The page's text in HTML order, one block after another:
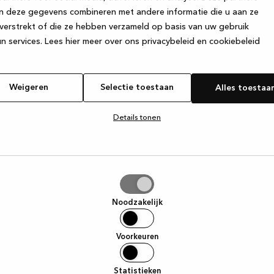
deze gegevens combineren met andere informatie die u aan ze
of die ze hebben verzameld op basis van uw gebruik
services. Lees hier meer over ons privacybeleid en cookiebeleid
Weigeren Selectie toestaan Alles
Details tonen
Noodzakelijk
Voorkeuren
Statistieken
has occurred while loadingwww.kvik.nl (see the